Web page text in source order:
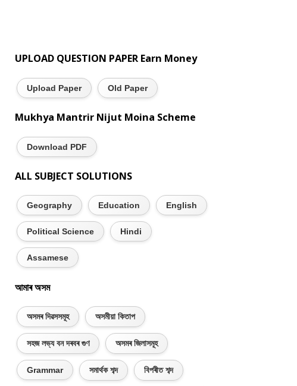
UPLOAD QUESTION PAPER Earn Money
Upload Paper Old Paper
Mukhya Mantrir Nijut Moina Scheme
Download PDF
ALL SUBJECT SOLUTIONS
Geography Education English
Political Science Hindi
Assamese
আমাৰ অসম
অসমৰ দিৱসসমূহ অসমীয়া কিতাপ
সহজ লভ্য বন দৰবৰ গুণ অসমৰ জিলাসমূহ
Grammar সমাৰ্থক শব্দ বিপৰীত শব্দ